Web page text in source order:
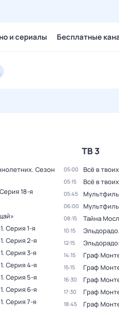
и сериалы Бесплатные
. Сезон
18-я
. Серия 1-я
. Серия 2-я
. Серия 3-я
. Серия 4-я
. Серия 5-я
. Серия 6-я
. Серия 7-я
ТВ 3
05:00 Всё в
05:15 Всё в
05:45
06:00
08:15 Тайна
10:15 Эльдорадо
12:15
14:15 Гpаф
15:15 Гpаф
16:30 Гpаф
17:30 Гpаф
18:45 Гpаф